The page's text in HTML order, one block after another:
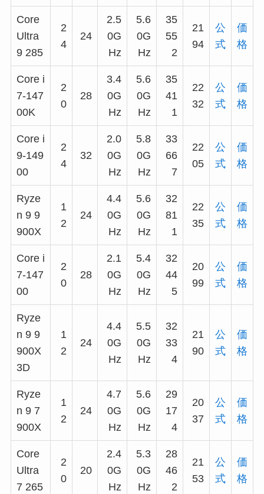
Core
Ultra
9 285
2
4
24
2.5
0G
Hz
5.6
0G
Hz
35
55
2
21
94
公
式
価
格
Core i
7-147
00K
2
0
28
3.4
0G
Hz
5.6
0G
Hz
35
41
1
22
32
公
式
価
格
Core i
9-149
00
2
4
32
2.0
0G
Hz
5.8
0G
Hz
33
66
7
22
05
公
式
価
格
Ryze
n 9 9
900X
1
2
24
4.4
0G
Hz
5.6
0G
Hz
32
81
1
22
35
公
式
価
格
Core i
7-147
00
2
0
28
2.1
0G
Hz
5.4
0G
Hz
32
44
5
20
99
公
式
価
格
Ryze
n 9 9
900X
3D
1
2
24
4.4
0G
Hz
5.5
0G
Hz
32
33
4
21
90
公
式
価
格
Ryze
n 9 7
900X
1
2
24
4.7
0G
Hz
5.6
0G
Hz
29
17
4
20
37
公
式
価
格
Core
Ultra
7 265
2
0
20
2.4
0G
Hz
5.3
0G
Hz
28
46
2
21
53
公
式
価
格